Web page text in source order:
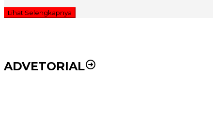
Lihat Selengkapnya
ADVETORIAL